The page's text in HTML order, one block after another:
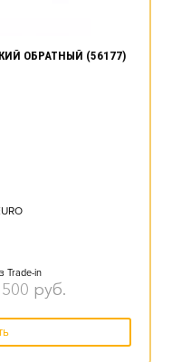
ОБРАТНЫЙ (56177)
Trade-in
руб.